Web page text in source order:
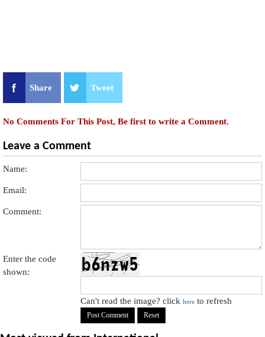
Share Tweet
No Comments For This Post, Be first to write a Comment.
Leave a Comment
Name:
Email:
Comment:
Enter the code
shown:
Can't read the image? clickhere to refresh